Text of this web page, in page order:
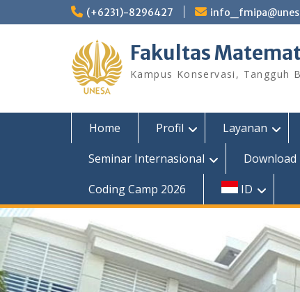
to
(+6231)-8296427
Fakultas
Kampus Konservasi, Tangguh
Home Profil Layanan
Seminar Internasional
Download
Coding Camp 2026
ID